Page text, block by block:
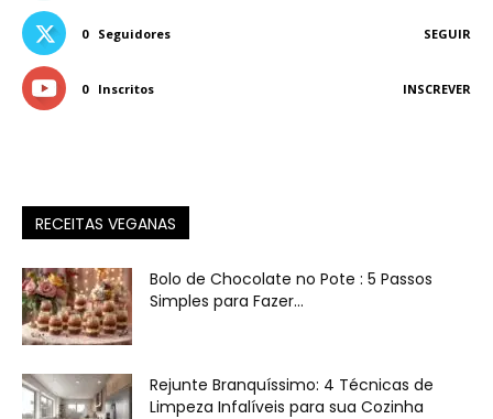
0 Seguidores SEGUIR
0 Inscritos INSCREVER
RECEITAS VEGANAS
Bolo de Chocolate no Pote : 5 Passos
Simples para Fazer...
Rejunte Branquíssimo: 4 Técnicas de
Limpeza Infalíveis para sua Cozinha